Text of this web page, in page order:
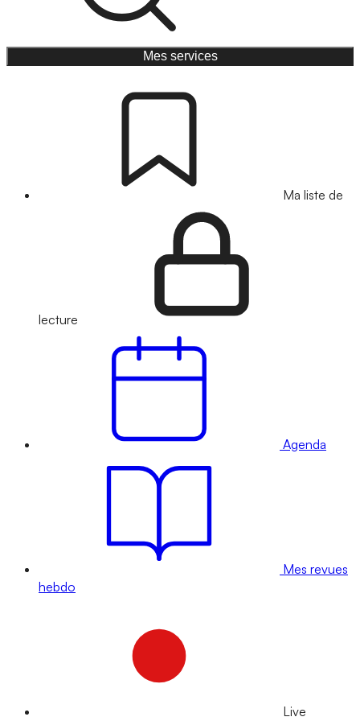
Mes services
Ma liste de
lecture
Agenda
Mes revues
hebdo
Live